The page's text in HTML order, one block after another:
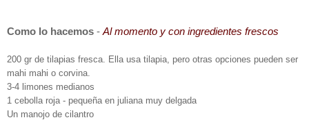
Como lo hacemos - Al momento y con ingredientes frescos
200 gr de tilapias fresca. Ella usa tilapia, pero otras opciones pueden ser
mahi mahi o corvina.
3-4 limones medianos
1 cebolla roja - pequeña en juliana muy delgada
Un manojo de cilantro